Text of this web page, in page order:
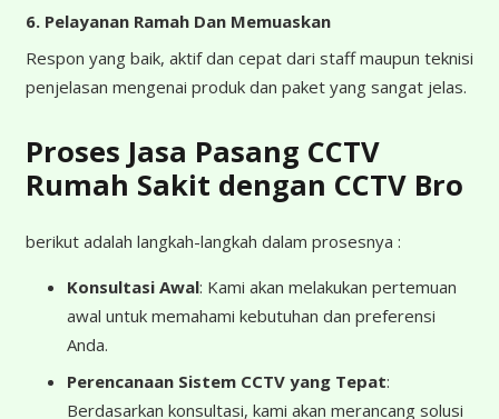
6. Pelayanan Ramah Dan Memuaskan
Respon yang baik, aktif dan cepat dari staff maupun teknisi
penjelasan mengenai produk dan paket yang sangat jelas.
Proses Jasa Pasang CCTV
Rumah Sakit dengan CCTV Bro
berikut adalah langkah-langkah dalam prosesnya :
Konsultasi Awal: Kami akan melakukan pertemuan
awal untuk memahami kebutuhan dan preferensi
Anda.
Perencanaan Sistem CCTV yang Tepat:
Berdasarkan konsultasi, kami akan merancang solusi